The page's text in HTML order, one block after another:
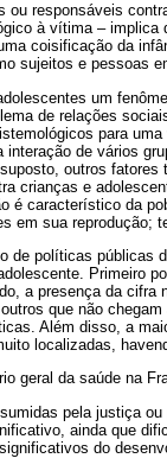
ou responsáveis
à vítima – implica
coisificação da
sujeitos e pessoas
um
de relações
para
de vários
outros
crianças e
é característico da
em sua reprodução;
de políticas públicas
Primeiro
a presença da cifra
que não
Além disso, a
localizadas,
geral da saúde na
pela justiça
ainda que
do